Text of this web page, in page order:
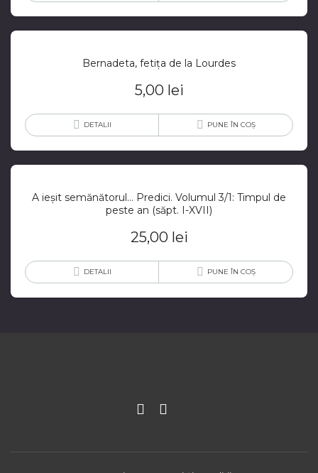
Bernadeta, fetița de la Lourdes
5,00 lei
DETALII PUNE ÎN COȘ
A ieșit semănătorul… Predici. Volumul 3/1: Timpul de
peste an (săpt. I-XVII)
25,00 lei
DETALII PUNE ÎN COȘ